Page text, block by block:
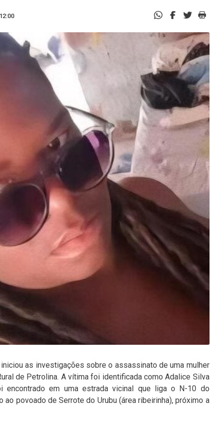
as investigações sobre o assassinato de uma mulher
de Petrolina. A vítima foi identificada como Adalice Silva
em uma estrada vicinal que liga o N-10 do
povoado de Serrote do Urubu (área ribeirinha), próximo a